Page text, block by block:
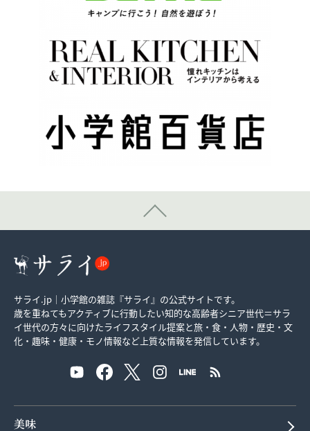
サライ.jp｜小学館の雑誌『サライ』の公式サイトです。
歳を重ねてもアクティブに行動したい知的な高齢者シニア世代＝サラ
イ世代の方々に向けたライフスタイル提案と旅・食・人物・歴史・文
化・趣味・健康・モノ情報など上質な情報を発信しています。
美味